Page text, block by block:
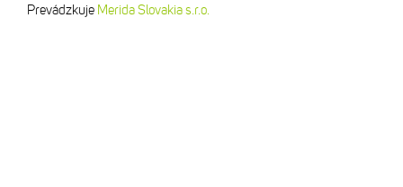
Prevádzkuje Merida Slovakia s.r.o.